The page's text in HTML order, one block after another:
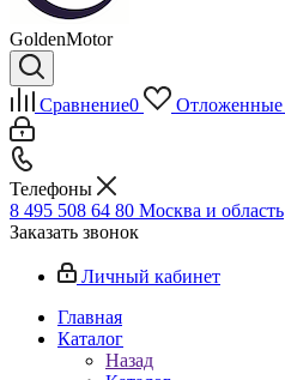
GoldenMotor
Сравнение0 Отложенные
Телефоны
8 495 508 64 80 Москва и область
Заказать звонок
Личный кабинет
Главная
Каталог
Назад